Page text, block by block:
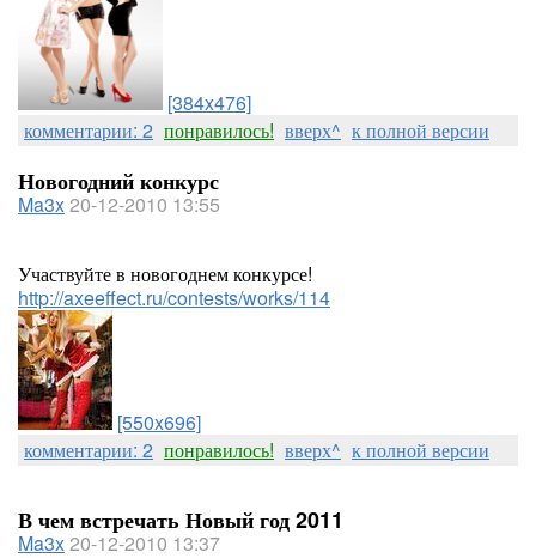
[384x476]
комментарии: 2 понравилось! вверх^ к полной версии
Новогодний конкурс
Ma3x20-12-2010 13:55
Участвуйте в новогоднем конкурсе!
http://axeeffect.ru/contests/works/114
[550x696]
комментарии: 2 понравилось! вверх^ к полной версии
В чем встречать Новый год 2011
Ma3x20-12-2010 13:37